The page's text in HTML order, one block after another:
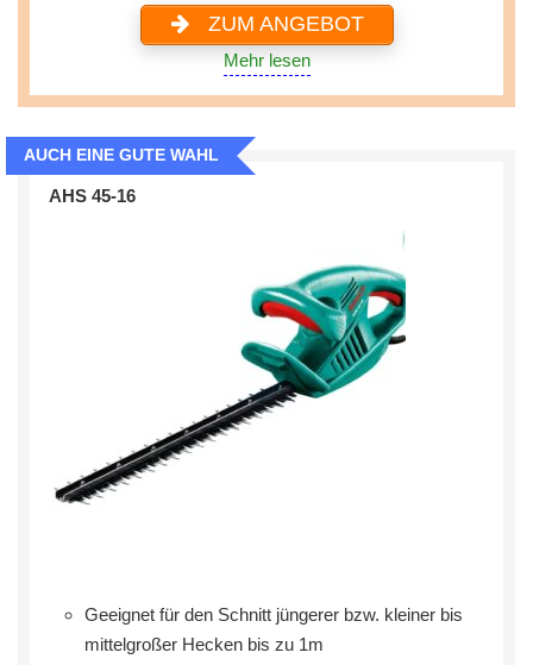
ZUM ANGEBOT
Mehr lesen
AUCH EINE GUTE WAHL
AHS 45-16
Geeignet für den Schnitt jüngerer bzw. kleiner bis
mittelgroßer Hecken bis zu 1m